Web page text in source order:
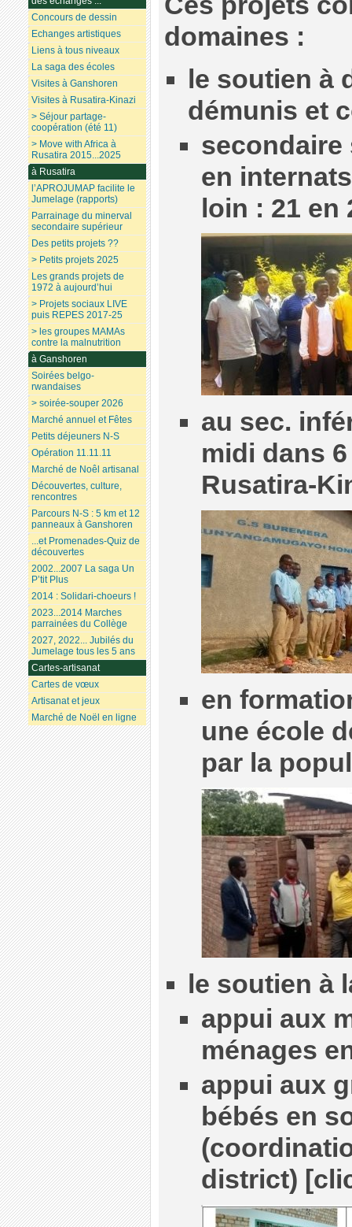
domaines :
le soutien à
démunis et
secondaire
en
loin : 21 en
au sec.
midi dans
Rusatira-
en
une école
par la
le soutien à
appui aux
ménages
appui aux
bébés en
district)
Concours de dessin
Echanges artistiques
Liens à tous niveaux
La saga des écoles
Visites à Ganshoren
Visites à Rusatira-Kinazi
> Séjour partage-
coopération (été 11)
> Move with Africa à
Rusatira 2015...2025
à Rusatira
l’APROJUMAP facilite le
Jumelage (rapports)
Parrainage du minerval
secondaire supérieur
Des petits projets ??
> Petits projets 2025
Les grands projets de
1972 à aujourd’hui
> Projets sociaux LIVE
puis REPES 2017-25
> les groupes MAMAs
contre la malnutrition
à Ganshoren
Soirées belgo-
rwandaises
> soirée-souper 2026
Marché annuel et Fêtes
Petits déjeuners N-S
Opération 11.11.11
Marché de Noêl artisanal
Découvertes, culture,
rencontres
Parcours N-S : 5 km et 12
panneaux à Ganshoren
...et Promenades-Quiz de
découvertes
2002...2007 La saga Un
P’tit Plus
2014 : Solidari-choeurs !
2023...2014 Marches
parrainées du Collège
2027, 2022... Jubilés du
Jumelage tous les 5 ans
Cartes-artisanat
Cartes de vœux
Artisanat et jeux
Marché de Noël en ligne